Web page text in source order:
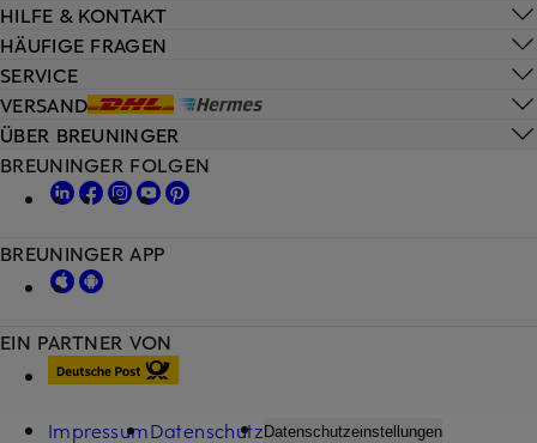
HILFE & KONTAKT
HÄUFIGE FRAGEN
SERVICE
VERSAND
ÜBER BREUNINGER
EIN PARTNER VON
BREUNINGER FOLGEN
BREUNINGER APP
ImpressumDatenschutz Datenschutzeinstellungen